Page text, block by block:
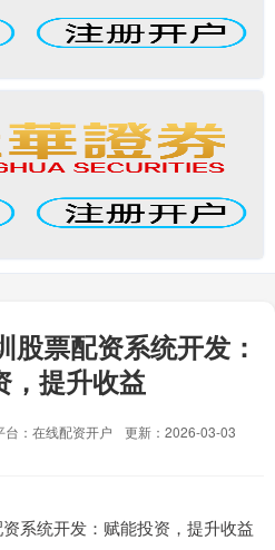
票配资系统开发：
，提升收益
台：在线配资开户
更新：2026-03-03